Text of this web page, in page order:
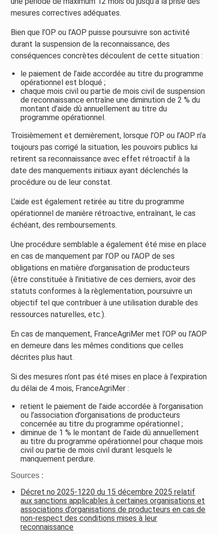
mesures correctives adéquates.
Bien que l’OP ou l’AOP puisse poursuivre son activité
durant la suspension de la reconnaissance, des
conséquences concrètes découlent de cette situation :
le paiement de l’aide accordée au titre du programme
opérationnel est bloqué ;
chaque mois civil ou partie de mois civil de suspension
de reconnaissance entraîne une diminution de 2 % du
montant d’aide dû annuellement au titre du
programme opérationnel.
Troisièmement et dernièrement, lorsque l’OP ou l’AOP n’a
toujours pas corrigé la situation, les pouvoirs publics lui
retirent sa reconnaissance avec effet rétroactif à la
date des manquements initiaux ayant déclenchés la
procédure ou de leur constat.
L’aide est également retirée au titre du programme
opérationnel de manière rétroactive, entraînant, le cas
échéant, des remboursements.
Une procédure semblable a également été mise en place
en cas de manquement par l’OP ou l’AOP de ses
obligations en matière d’organisation de producteurs
(être constituée à l’initiative de ces derniers, avoir des
statuts conformes à la règlementation, poursuivre un
objectif tel que contribuer à une utilisation durable des
ressources naturelles, etc.).
En cas de manquement, FranceAgriMer met l’OP ou l’AOP
en demeure dans les mêmes conditions que celles
décrites plus haut.
Si des mesures n’ont pas été mises en place à l’expiration
du délai de 4 mois, FranceAgriMer :
retient le paiement de l’aide accordée à l’organisation
ou l’association d’organisations de producteurs
concernée au titre du programme opérationnel ;
diminue de 1 % le montant de l’aide dû annuellement
au titre du programme opérationnel pour chaque mois
civil ou partie de mois civil durant lesquels le
manquement perdure.
Sources :
Décret no 2025-1220 du 15 décembre 2025 relatif
aux sanctions applicables à certaines organisations et
associations d’organisations de producteurs en cas de
non-respect des conditions mises à leur
reconnaissance